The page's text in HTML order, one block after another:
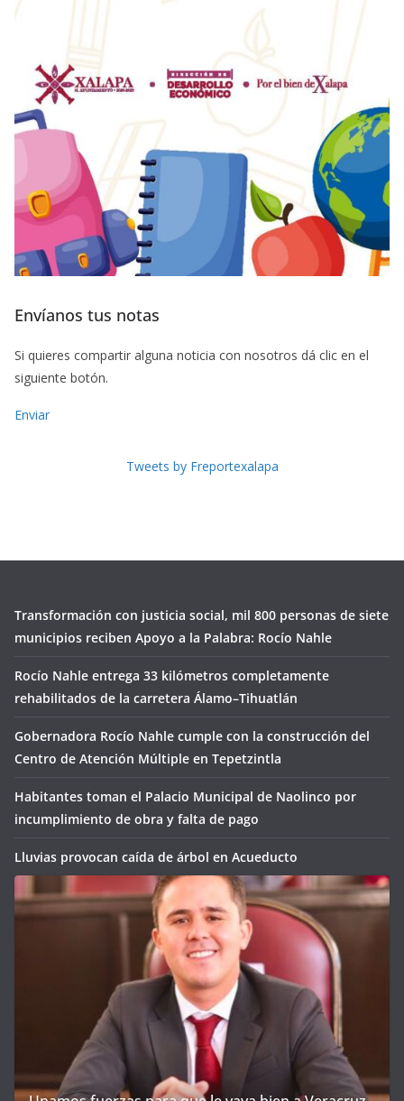
Envíanos tus notas
Si quieres compartir alguna noticia con nosotros dá clic en el
siguiente botón.
Enviar
Tweets by Freportexalapa
Transformación con justicia social, mil 800 personas de siete
municipios reciben Apoyo a la Palabra: Rocío Nahle
Rocío Nahle entrega 33 kilómetros completamente
rehabilitados de la carretera Álamo–Tihuatlán
Gobernadora Rocío Nahle cumple con la construcción del
Centro de Atención Múltiple en Tepetzintla
Habitantes toman el Palacio Municipal de Naolinco por
incumplimiento de obra y falta de pago
Lluvias provocan caída de árbol en Acueducto